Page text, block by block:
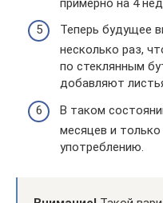
примерно на 4
Теперь будущее
несколько раз,
по стеклянным
добавляют
В таком
месяцев и
употреблению.